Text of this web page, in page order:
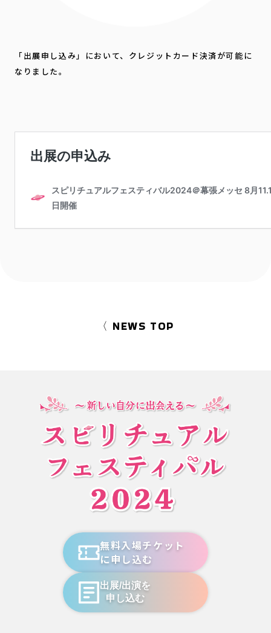
「出展申し込み」において、クレジットカード決済が可能に
なりました。
〈 NEWS TOP
無料入場チケット
に申し込む
出展/出演を
申し込む